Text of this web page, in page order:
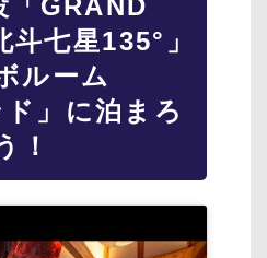
七星135°」
ルーム
ド」に泊まろ
！